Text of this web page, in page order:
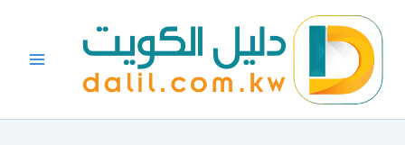
المحتوى